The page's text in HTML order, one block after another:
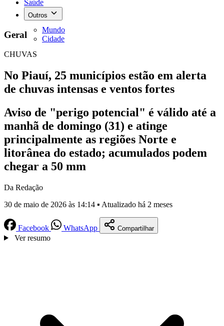
Saúde
Outros
Mundo
Cidade
Geral
CHUVAS
No Piauí, 25 municípios estão em alerta
de chuvas intensas e ventos fortes
Aviso de "perigo potencial" é válido até a
manhã de domingo (31) e atinge
principalmente as regiões Norte e
litorânea do estado; acumulados podem
chegar a 50 mm
Da Redação
30 de maio de 2026 às 14:14 ▪ Atualizado há 2 meses
Facebook WhatsApp Compartilhar
Ver resumo